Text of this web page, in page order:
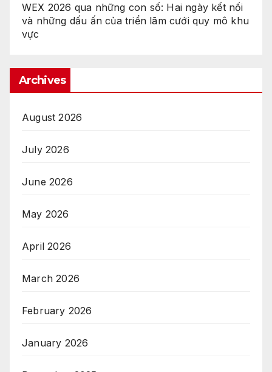
WEX 2026 qua những con số: Hai ngày kết nối
và những dấu ấn của triển lãm cưới quy mô khu
vực
Archives
August 2026
July 2026
June 2026
May 2026
April 2026
March 2026
February 2026
January 2026